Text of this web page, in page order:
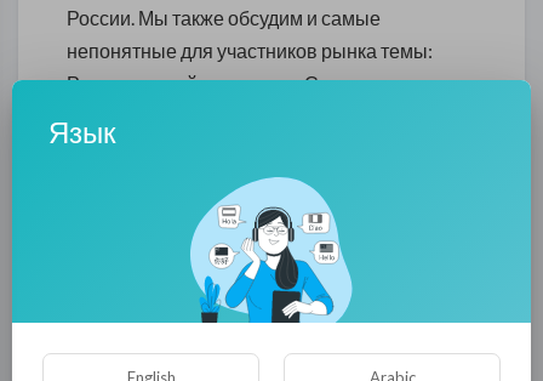
России. Мы также обсудим и самые
непонятные для участников рынка темы:
Региональный оператор и Схемы
Участие в работе сессий Глобального
Форума представителей органов власти
Федерального и регионального уровней, а
также международного экспертного
сообщества и зарубежных представителей
Язык
English Arabic